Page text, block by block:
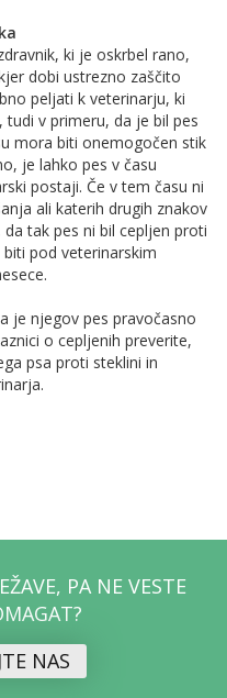
ki je oskrbel rano,
dobi ustrezno zaščito
peljati k veterinarju, ki
v primeru, da je bil pes
mora biti onemogočen stik
je lahko pes v času
postaji. Če v tem času ni
ali katerih drugih znakov
tak pes ni bil cepljen proti
pod veterinarskim
je njegov pes pravočasno
o cepljenih preverite,
psa proti steklini in
PA NE VESTE
NAS